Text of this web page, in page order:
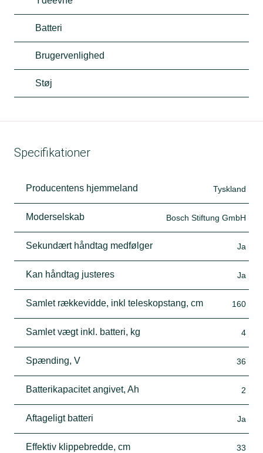
Batteri
Brugervenlighed
Støj
Specifikationer
Producentens hjemmeland Tyskland
Moderselskab Bosch Stiftung GmbH
Sekundært håndtag medfølger Ja
Kan håndtag justeres Ja
Samlet rækkevidde, inkl teleskopstang, cm 160
Samlet vægt inkl. batteri, kg 4
Spænding, V 36
Batterikapacitet angivet, Ah 2
Aftageligt batteri Ja
Effektiv klippebredde, cm 33